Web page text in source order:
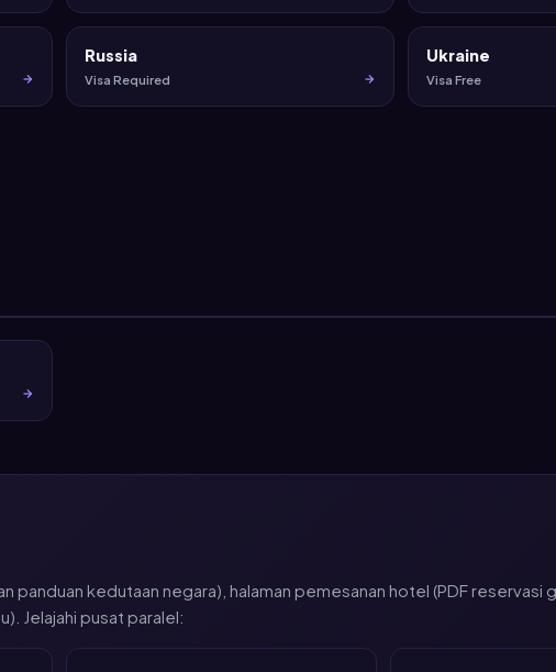
Russia
Visa Required
Ukraine
Visa Free
panduan kedutaan negara), halaman pemesanan hotel (PDF reservasi
Jelajahi pusat paralel: